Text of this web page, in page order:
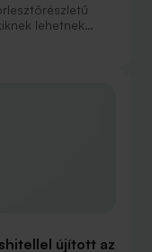
lehetnek
az első
újított az